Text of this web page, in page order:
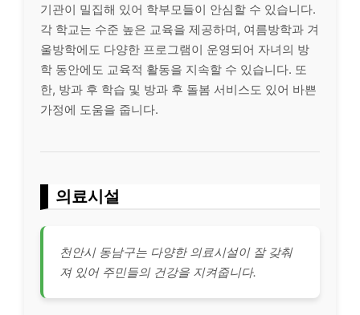
기관이 밀집해 있어 학부모들이 안심할 수 있습니다.
각 학교는 수준 높은 교육을 제공하며, 여름방학과 겨
울방학에도 다양한 프로그램이 운영되어 자녀의 방
학 동안에도 교육적 활동을 지속할 수 있습니다. 또
한, 방과 후 학습 및 방과 후 돌봄 서비스도 있어 바쁜
가정에 도움을 줍니다.
의료시설
천안시 동남구는 다양한 의료시설이 잘 갖춰
져 있어 주민들의 건강을 지켜줍니다.